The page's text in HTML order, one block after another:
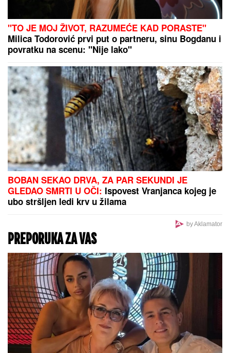
"TO JE MOJ ŽIVOT, RAZUMEĆE KAD PORASTE"
Milica Todorović prvi put o partneru, sinu Bogdanu i
povratku na scenu: "Nije lako"
BOBAN SEKAO DRVA, ZA PAR SEKUNDI JE
GLEDAO SMRTI U OČI: Ispovest Vranjanca kojeg je
ubo stršljen ledi krv u žilama
by Aklamator
PREPORUKA ZA VAS